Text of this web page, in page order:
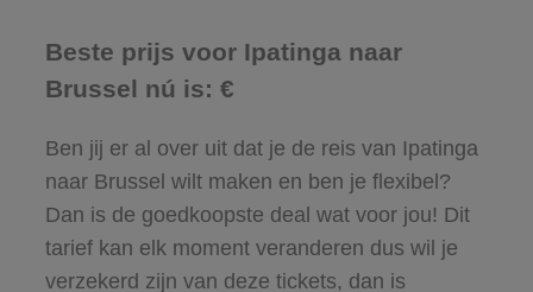
Beste prijs voor Ipatinga naar
Brussel nú is: €
Ben jij er al over uit dat je de reis van Ipatinga
naar Brussel wilt maken en ben je flexibel?
Dan is de goedkoopste deal wat voor jou! Dit
tarief kan elk moment veranderen dus wil je
verzekerd zijn van deze tickets, dan is